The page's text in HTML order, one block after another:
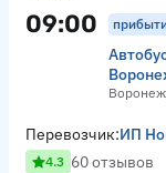
09:00
Перевозчик:ИП
4.3 60 отзывов